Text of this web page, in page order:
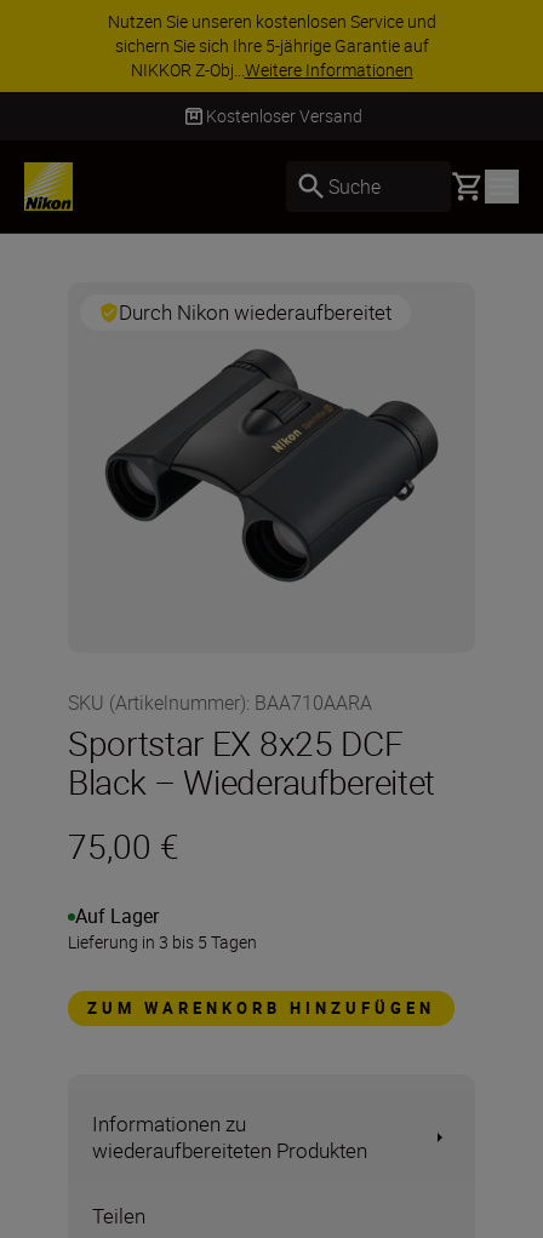
Nutzen Sie unseren kostenlosen Service und
sichern Sie sich Ihre 5-jährige Garantie auf
NIKKOR Z-Obj...Weitere Informationen
Kostenloser Versand
Suche Basket
Durch Nikon wiederaufbereitet
SKU (Artikelnummer): BAA710AARA
Sportstar EX 8x25 DCF
Black – Wiederaufbereitet
75,00 €
Auf Lager
Lieferung in 3 bis 5 Tagen
ZUM WARENKORB HINZUFÜGEN
Informationen zu
wiederaufbereiteten Produkten
Teilen